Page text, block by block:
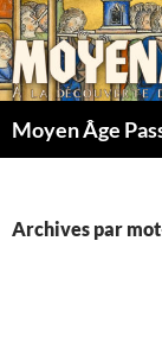
Aller
au
contenu
Moyen Âge
Archives par